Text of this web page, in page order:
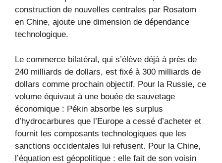
construction de nouvelles centrales par Rosatom
en Chine, ajoute une dimension de dépendance
technologique.
Le commerce bilatéral, qui s’élève déjà à près de
240 milliards de dollars, est fixé à 300 milliards de
dollars comme prochain objectif. Pour la Russie, ce
volume équivaut à une bouée de sauvetage
économique : Pékin absorbe les surplus
d’hydrocarbures que l’Europe a cessé d’acheter et
fournit les composants technologiques que les
sanctions occidentales lui refusent. Pour la Chine,
l’équation est géopolitique : elle fait de son voisin